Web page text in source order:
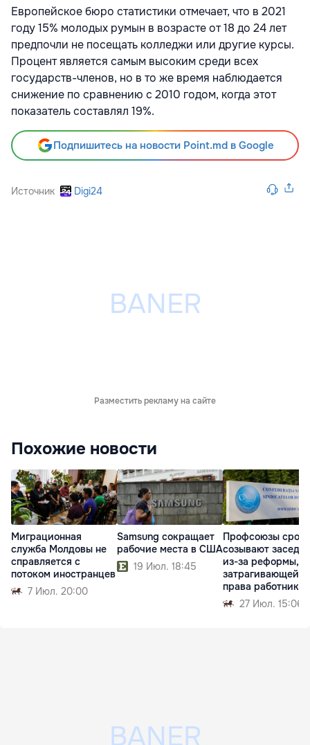
Европейское бюро статистики отмечает, что в 2021
году 15% молодых румын в возрасте от 18 до 24 лет
предпочли не посещать колледжи или другие курсы.
Процент является самым высоким среди всех
государств-членов, но в то же время наблюдается
снижение по сравнению с 2010 годом, когда этот
показатель составлял 19%.
Подпишитесь на новости Point.md в Google
Источник Digi24
Разместить рекламу на сайте
Похожие новости
Миграционная
служба Молдовы не
справляется с
потоком иностранцев
7 Июл. 20:00
Samsung сокращает
рабочие места в США
19 Июл. 18:45
Профсоюзы
созывают
из-за реформы,
затрагивающей
права работников
27 Июл. 15:06